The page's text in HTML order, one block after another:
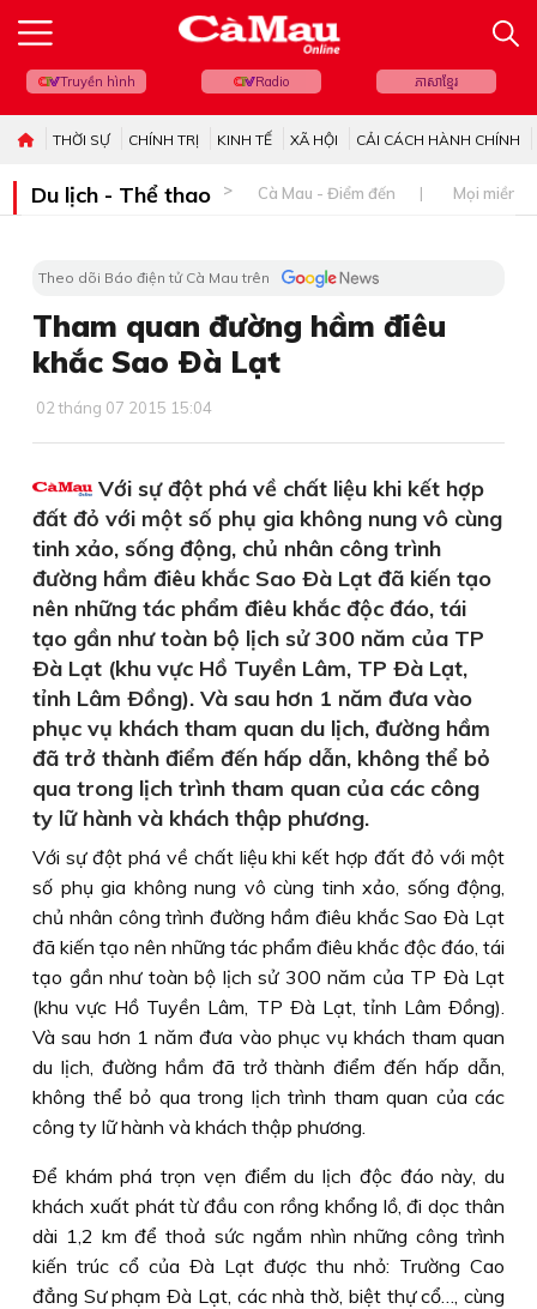
Truyền hình Radio ភាសាខ្មែរ
THỜI SỰ CHÍNH TRỊ KINH TẾ XÃ HỘI CẢI CÁCH HÀNH CHÍNH
Du lịch - Thể thao Cà Mau - Điểm đến Mọi miền
Theo dõi Báo điện tử Cà Mau trên
Tham quan đường hầm điêu
khắc Sao Ðà Lạt
02 tháng 07 2015 15:04
Với sự đột phá về chất liệu khi kết hợp
đất đỏ với một số phụ gia không nung vô cùng
tinh xảo, sống động, chủ nhân công trình
đường hầm điêu khắc Sao Ðà Lạt đã kiến tạo
nên những tác phẩm điêu khắc độc đáo, tái
tạo gần như toàn bộ lịch sử 300 năm của TP
Ðà Lạt (khu vực Hồ Tuyền Lâm, TP Ðà Lạt,
tỉnh Lâm Ðồng). Và sau hơn 1 năm đưa vào
phục vụ khách tham quan du lịch, đường hầm
đã trở thành điểm đến hấp dẫn, không thể bỏ
qua trong lịch trình tham quan của các công
ty lữ hành và khách thập phương.
Với sự đột phá về chất liệu khi kết hợp đất đỏ với một
số phụ gia không nung vô cùng tinh xảo, sống động,
chủ nhân công trình đường hầm điêu khắc Sao Ðà Lạt
đã kiến tạo nên những tác phẩm điêu khắc độc đáo, tái
tạo gần như toàn bộ lịch sử 300 năm của TP Ðà Lạt
(khu vực Hồ Tuyền Lâm, TP Ðà Lạt, tỉnh Lâm Ðồng).
Và sau hơn 1 năm đưa vào phục vụ khách tham quan
du lịch, đường hầm đã trở thành điểm đến hấp dẫn,
không thể bỏ qua trong lịch trình tham quan của các
công ty lữ hành và khách thập phương.
Ðể khám phá trọn vẹn điểm du lịch độc đáo này, du
khách xuất phát từ đầu con rồng khổng lồ, đi dọc thân
dài 1,2 km để thoả sức ngắm nhìn những công trình
kiến trúc cổ của Ðà Lạt được thu nhỏ: Trường Cao
đẳng Sư phạm Ðà Lạt, các nhà thờ, biệt thự cổ…, cùng